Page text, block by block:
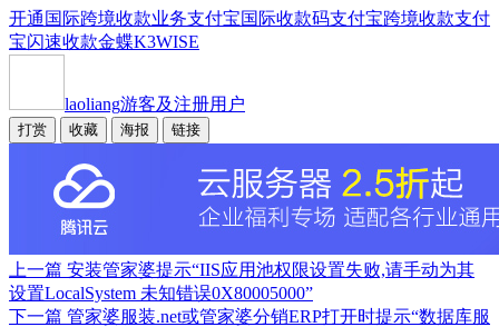
开通国际跨境收款业务支付宝国际收款码支付宝跨境收款支付
宝闪速收款金蝶K3WISE
laoliang游客及注册用户
打赏 收藏 海报 链接
上一篇 安装管家婆提示“IIS应用池权限设置失败,请手动为其
设置LocalSystem 未知错误0X80005000”
下一篇 管家婆服装.net或管家婆分销ERP打开时提示“数据库服